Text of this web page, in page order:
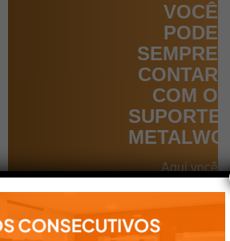
VOCÊ
PODE
SEMPRE
CONTAR
COM O
SUPORTE
Aqui você
encontra tudo
para a
utilização de